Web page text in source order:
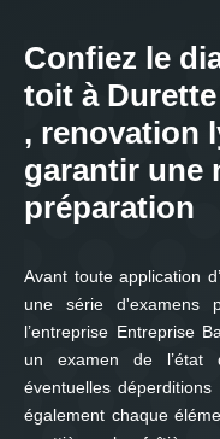
Confiez le
toit à
, renovation
garantir une
préparation
Avant toute application
une série d'examens
l’entreprise Entreprise
un examen de l’état
éventuelles
également chaque